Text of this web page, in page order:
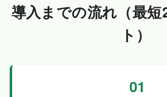
導入までの流れ（最
ト）
01